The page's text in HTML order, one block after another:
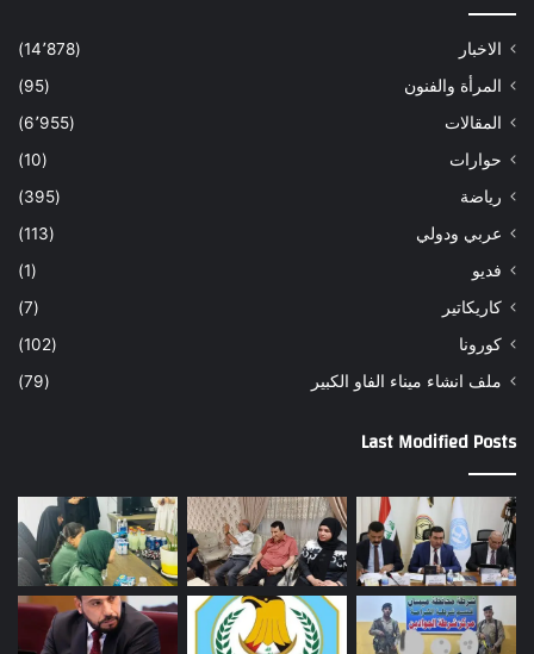
الاخبار
(14٬878)
المرأة والفنون
(95)
المقالات
(6٬955)
حوارات
(10)
رياضة
(395)
عربي ودولي
(113)
فديو
(1)
كاريكاتير
(7)
كورونا
(102)
ملف انشاء ميناء الفاو الكبير
(79)
Last Modified Posts